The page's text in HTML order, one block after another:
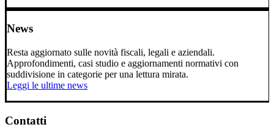
News
Resta aggiornato sulle novità fiscali, legali e aziendali.
Approfondimenti, casi studio e aggiornamenti normativi con
suddivisione in categorie per una lettura mirata.
Leggi le ultime news
Contatti